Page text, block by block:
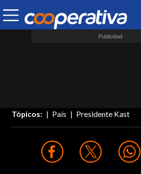
Tópicos: País Presidente Kast